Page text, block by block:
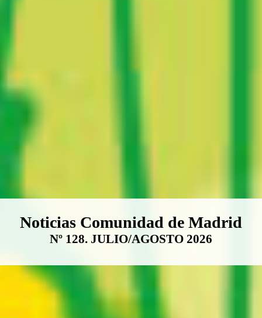
Boletín Noticias Comunidad de
Noticias Comunidad de Madrid
Nº 128. JULIO/AGOSTO 2026